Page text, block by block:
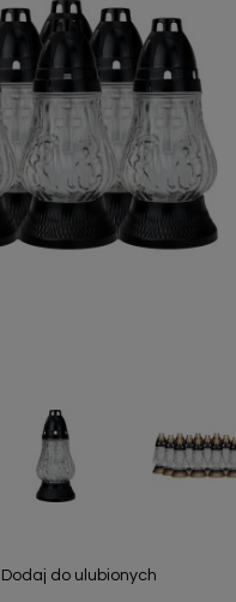
Dodaj do ulubionych